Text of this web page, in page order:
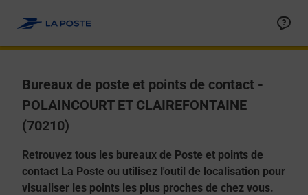
Bureaux de poste et points de contact -
POLAINCOURT ET CLAIREFONTAINE
(70210)
Retrouvez tous les bureaux de Poste et points de
contact La Poste ou utilisez l'outil de localisation pour
visualiser les points les plus proches de chez vous.